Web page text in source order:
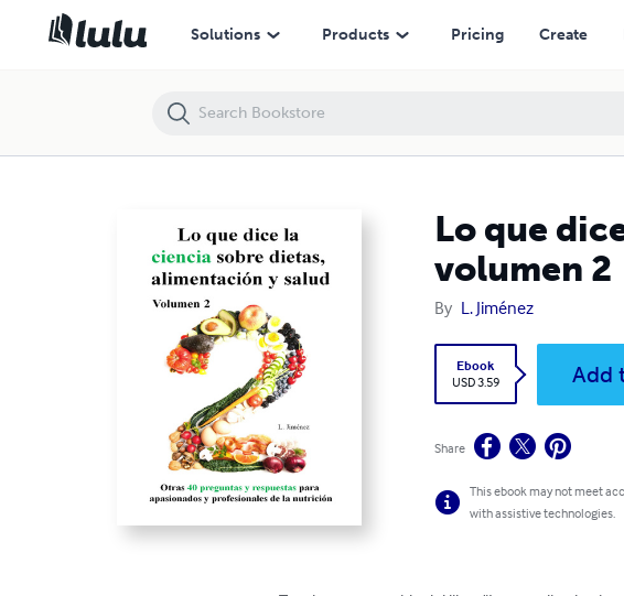
Solutions Products Pricing Create
Lo que
volumen 2
By L. Jiménez
Ebook
USD 3.59
Add
Share
This ebook may not meet
with assistive technologies.
Lo que dice la ciencia sobre dietas, alimentación y salud, volumen 2